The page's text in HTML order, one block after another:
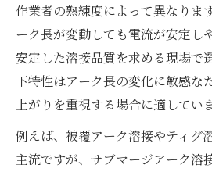
作業者の熟練度によって異なりま
ーク長が変動しても電流が安定し
安定した溶接品質を求める現場で
下特性はアーク長の変化に敏感な
上がりを重視する場合に適していま
例えば、被覆アーク溶接やティグ
主流ですが、サブマージアーク溶